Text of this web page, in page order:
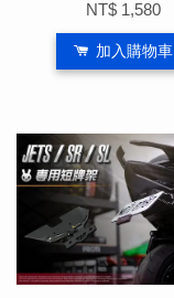
NT$ 1,580
加入購物車